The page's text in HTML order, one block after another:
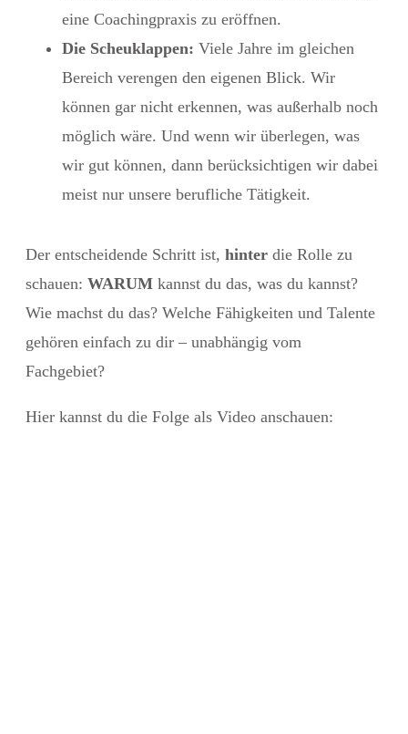
eine Coachingpraxis zu eröffnen.
Die Scheuklappen: Viele Jahre im gleichen
Bereich verengen den eigenen Blick. Wir
können gar nicht erkennen, was außerhalb noch
möglich wäre. Und wenn wir überlegen, was
wir gut können, dann berücksichtigen wir dabei
meist nur unsere berufliche Tätigkeit.
Der entscheidende Schritt ist, hinter die Rolle zu
schauen: WARUM kannst du das, was du kannst?
Wie machst du das? Welche Fähigkeiten und Talente
gehören einfach zu dir – unabhängig vom
Fachgebiet?
Hier kannst du die Folge als Video anschauen: